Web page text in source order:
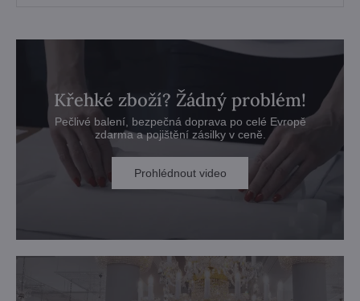
Křehké zboží? Žádný problém!
Pečlivé balení, bezpečná doprava po celé Evropě
zdarma a pojištění zásilky v ceně.
Prohlédnout video